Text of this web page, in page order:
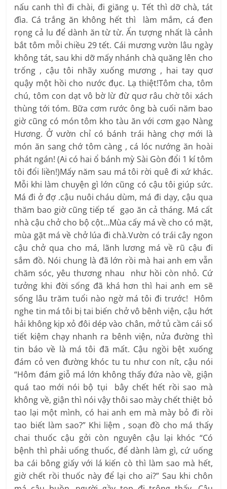
nấu canh thì đi chài, đi giăng ụ. Tết thì dỡ chà, tát
đìa. Cá trắng ăn không hết thì làm mắm, cá đen
rọng cả lu để dành ăn từ từ. Ấn tượng nhất là cảnh
bắt tôm mỗi chiều 29 tết. Cái mương vườn lâu ngày
không tát, sau khi dỡ mấy nhánh chà quăng lên cho
trống , cậu tôi nhãy xuống mương , hai tay quơ
quậy một hồi cho nước đục. Lạ thiệt!Tôm cha, tôm
chú, tôm con dạt vô bờ lừ đừ quơ râu chờ tôi xách
thùng tới tóm. Bữa cơm rước ông bà cuối năm bao
giờ cũng có món tôm kho tàu ăn với cơm gạo Nàng
Hương. Ở vườn chỉ có bánh trái hàng chợ mới là
món ăn sang chớ tôm càng , cá lóc nướng ăn hoài
phát ngán! (Ai có hai ổ bánh mỳ Sài Gòn đổi 1 kí tôm
tôi đổi liền!)Mấy năm sau má tôi rời quê đi xứ khác.
Mỗi khi làm chuyện gì lớn cũng có cậu tôi giúp sức.
Má đi ở đợ .cậu nuôi cháu dùm, má đi dạy, cậu qua
thăm bao giờ cũng tiếp tế gạo ăn cả tháng. Má cất
nhà cậu chở cho bộ cột…Mùa cấy má về cho có mặt,
mùa gặt má về chở lúa đi chà.Vườn có trái cây ngon
cậu chở qua cho má, lãnh lương má về rũ cậu đi
sắm đồ. Nói chung là đã lớn rồi mà hai anh em vẫn
chăm sóc, yêu thương nhau như hồi còn nhỏ. Cứ
tưởng khi đời sống đã khá hơn thì hai anh em sẽ
sống lâu trăm tuổi nào ngờ má tôi đi trước! Hôm
nghe tin má tôi bị tai biến chở vô bênh viện, cậu hớt
hải không kịp xỏ đôi dép vào chân, mở tủ cầm cái sổ
tiết kiệm chạy nhanh ra bênh viện, nửa đường thì
tin báo về là má tôi đã mất. Cậu ngồi bệt xuống
đám cỏ ven đường khóc tu tu như con nít, cậu nói
“Hôm đám giỗ má lớn không thấy đứa nào về, giận
quá tao mới nói bộ tụi bây chết hết rồi sao mà
không về, giận thì nói vậy thôi sao mày chết thiệt bỏ
tao lại một mình, có hai anh em mà mày bỏ đi rồi
tao biết làm sao?” Khi liệm , soạn đồ cho má thấy
chai thuốc cậu gởi còn nguyên cậu lại khóc “Có
bệnh thì phải uống thuốc, để dành làm gì, cứ uống
ba cái bông giấy với lá kiến cò thì làm sao mà hết,
giờ chết rồi thuốc này để lại cho ai?” Sau khi chôn